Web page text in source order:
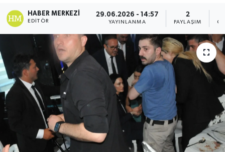
HABER MERKEZI
EDITÖR
29.06.2026 - 14:57
YAYINLANMA
2
PAYLAŞIM